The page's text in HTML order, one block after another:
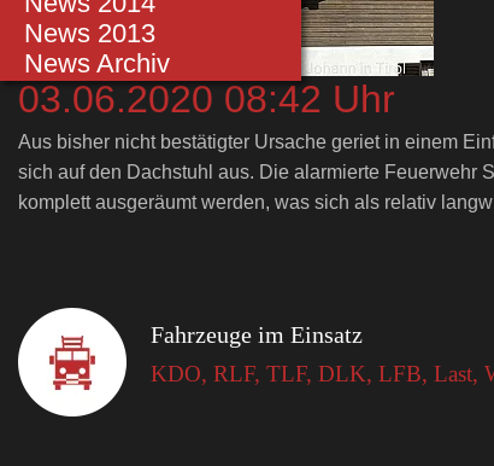
Einsätze 2013
Einsätze bis 2012
News 2013
News Archiv
03.06.2020 08:42 Uhr
Aus bisher nicht bestätigter Ursache geriet in einem
sich auf den Dachstuhl aus. Die alarmierte Feuerwehr
komplett ausgeräumt werden, was sich als relativ
Fahrzeuge im Einsatz
KDO, RLF, TLF, DLK, LFB, Last,